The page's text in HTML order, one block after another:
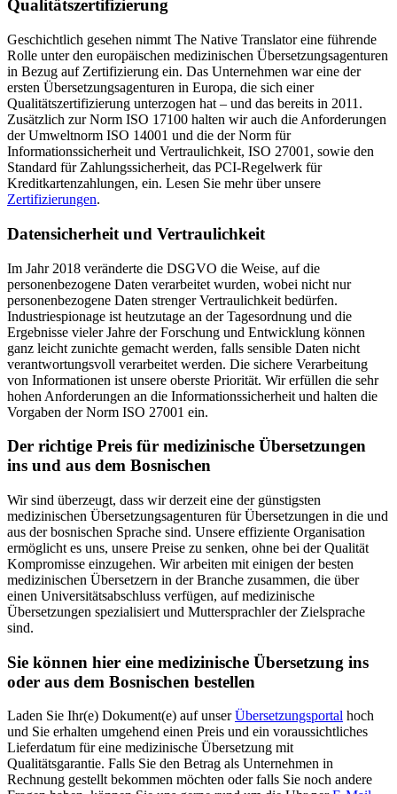
Qualitätszertifizierung
Geschichtlich gesehen nimmt The Native Translator eine führende
Rolle unter den europäischen medizinischen Übersetzungsagenturen
in Bezug auf Zertifizierung ein. Das Unternehmen war eine der
ersten Übersetzungsagenturen in Europa, die sich einer
Qualitätszertifizierung unterzogen hat – und das bereits in 2011.
Zusätzlich zur Norm ISO 17100 halten wir auch die Anforderungen
der Umweltnorm ISO 14001 und die der Norm für
Informationssicherheit und Vertraulichkeit, ISO 27001, sowie den
Standard für Zahlungssicherheit, das PCI-Regelwerk für
Kreditkartenzahlungen, ein. Lesen Sie mehr über unsere
Zertifizierungen.
Datensicherheit und Vertraulichkeit
Im Jahr 2018 veränderte die DSGVO die Weise, auf die
personenbezogene Daten verarbeitet wurden, wobei nicht nur
personenbezogene Daten strenger Vertraulichkeit bedürfen.
Industriespionage ist heutzutage an der Tagesordnung und die
Ergebnisse vieler Jahre der Forschung und Entwicklung können
ganz leicht zunichte gemacht werden, falls sensible Daten nicht
verantwortungsvoll verarbeitet werden. Die sichere Verarbeitung
von Informationen ist unsere oberste Priorität. Wir erfüllen die sehr
hohen Anforderungen an die Informationssicherheit und halten die
Vorgaben der Norm ISO 27001 ein.
Der richtige Preis für medizinische Übersetzungen
ins und aus dem Bosnischen
Wir sind überzeugt, dass wir derzeit eine der günstigsten
medizinischen Übersetzungsagenturen für Übersetzungen in die und
aus der bosnischen Sprache sind. Unsere effiziente Organisation
ermöglicht es uns, unsere Preise zu senken, ohne bei der Qualität
Kompromisse einzugehen. Wir arbeiten mit einigen der besten
medizinischen Übersetzern in der Branche zusammen, die über
einen Universitätsabschluss verfügen, auf medizinische
Übersetzungen spezialisiert und Muttersprachler der Zielsprache
sind.
Sie können hier eine medizinische Übersetzung ins
oder aus dem Bosnischen bestellen
Laden Sie Ihr(e) Dokument(e) auf unserÜbersetzungsportal hoch
und Sie erhalten umgehend einen Preis und ein voraussichtliches
Lieferdatum für eine medizinische Übersetzung mit
Qualitätsgarantie. Falls Sie den Betrag als Unternehmen in
Rechnung gestellt bekommen möchten oder falls Sie noch andere